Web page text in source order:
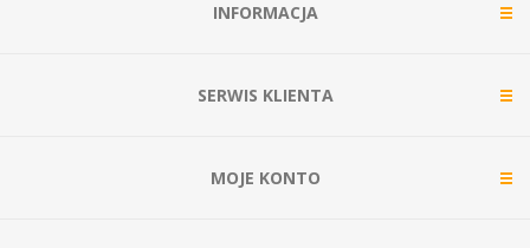
INFORMACJA
SERWIS KLIENTA
MOJE KONTO